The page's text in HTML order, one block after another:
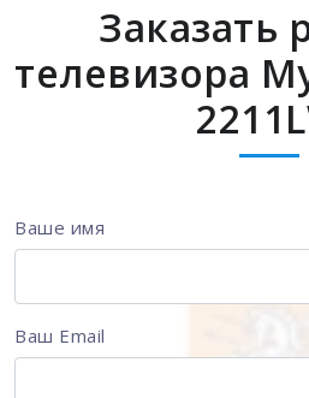
Заказать
телевизора
Ваше имя
Ваш Email